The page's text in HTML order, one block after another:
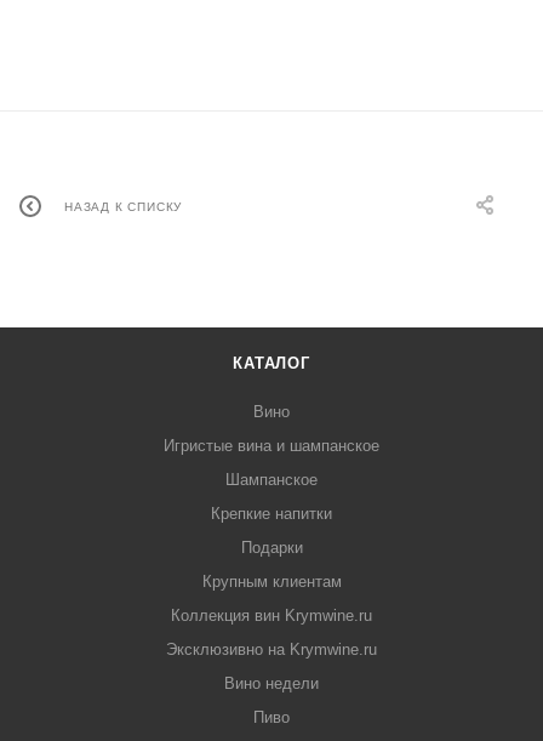
НАЗАД К СПИСКУ
КАТАЛОГ
Вино
Игристые вина и шампанское
Шампанское
Крепкие напитки
Подарки
Крупным клиентам
Коллекция вин Krymwine.ru
Эксклюзивно на Krymwine.ru
Вино недели
Пиво